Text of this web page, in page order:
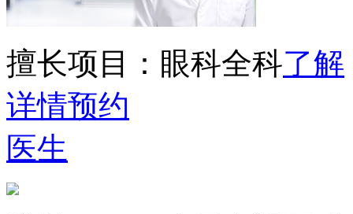
擅长项目： 眼科全科了解
详情预约
医生